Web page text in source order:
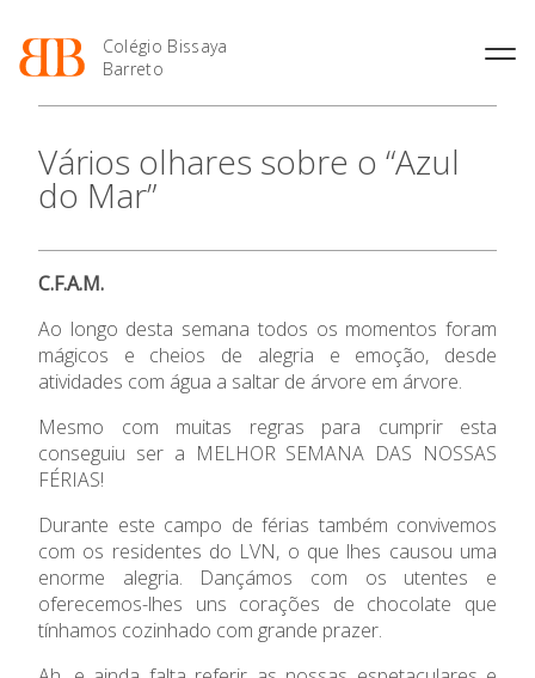
Colégio Bissaya
Barreto
O Colégio
Projeto Educativo
Organização
Colaboradores Não
Docentes
Instalações
Ofertas de emprego
Jornal “O Coreto”
Privacidade
Oferta Formativa
Enriquecimento Curricular
Oferta Curricular
Sala de Estudo
Atividades de Interrupção
Letiva
Academia de Línguas
Ensino Profissional
Profissionais
Matrículas
Termalismo
Curso de Técnico/a de Apoio
à Família e à Comunidade
Ofertas de Emprego
Ano Letivo
2027
Calendários
de Educação
SIGE
Secretariado de Exames
Admissão
Vários olhares sobre o “Azul
do Mar”
C.F.A.M.
Ao longo desta semana todos os momentos foram
mágicos e cheios de alegria e emoção, desde
atividades com água a saltar de árvore em árvore.
Mesmo com muitas regras para cumprir esta
conseguiu ser a MELHOR SEMANA DAS NOSSAS
FÉRIAS!
Durante este campo de férias também convivemos
com os residentes do LVN, o que lhes causou uma
enorme alegria. Dançámos com os utentes e
oferecemos-lhes uns corações de chocolate que
tínhamos cozinhado com grande prazer.